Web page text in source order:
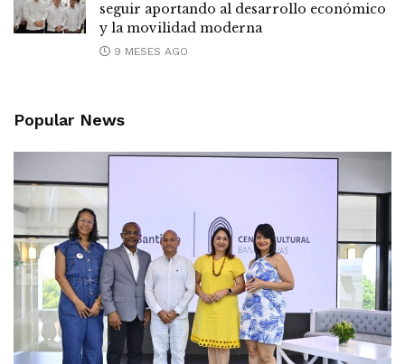
seguir aportando al desarrollo económico
y la movilidad moderna
9 MESES AGO
Popular News